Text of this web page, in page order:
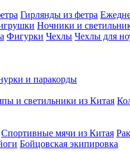
Гирлянды из фетра
Ночники и
Фигурки Чехлы Чехлы для
и паракорды
и светильники из Китая
Спортивные мячи из Китая
Бойцовская экипировка